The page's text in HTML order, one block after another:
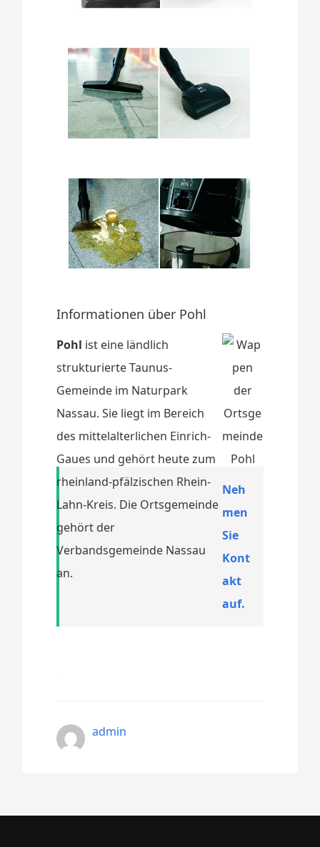
Informationen über Pohl
Pohl ist eine ländlich
strukturierte Taunus-
Gemeinde im Naturpark
Nassau. Sie liegt im Bereich
des mittelalterlichen Einrich-
Gaues und gehört heute zum
rheinland-pfälzischen Rhein-
Lahn-Kreis. Die Ortsgemeinde
gehört der
Verbandsgemeinde Nassau
an.
Neh
men
Sie
Kont
akt
auf.
admin